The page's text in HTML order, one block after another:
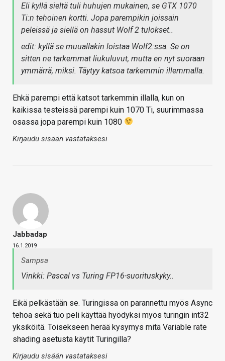
Eli kyllä sieltä tuli huhujen mukainen, se GTX 1070
Ti:n tehoinen kortti. Jopa parempikin joissain
peleissä ja siellä on hassut Wolf 2 tulokset..
edit: kyllä se muuallakin loistaa Wolf2:ssa. Se on
sitten ne tarkemmat liukuluvut, mutta en nyt suoraan
ymmärrä, miksi. Täytyy katsoa tarkemmin illemmalla.
Ehkä parempi että katsot tarkemmin illalla, kun on
kaikissa testeissä parempi kuin 1070 Ti, suurimmassa
osassa jopa parempi kuin 1080
Kirjaudu sisään vastataksesi
Jabbadap
16.1.2019
Sampsa
Vinkki: Pascal vs Turing FP16-suorituskyky..
Eikä pelkästään se. Turingissa on parannettu myös Async
tehoa sekä tuo peli käyttää hyödyksi myös turingin int32
yksiköitä. Toisekseen herää kysymys mitä Variable rate
shading asetusta käytit Turingilla?
Kirjaudu sisään vastataksesi